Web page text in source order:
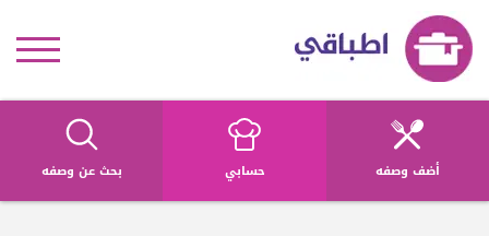
أضف وصفه حسابي بحث عن وصفه